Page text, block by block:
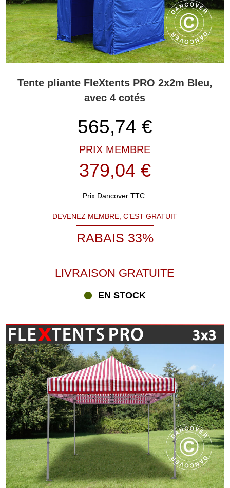
Tente pliante FleXtents PRO 2x2m Bleu,
avec 4 cotés
565,74 €
PRIX MEMBRE
379,04 €
Prix Dancover TTC
DEVENEZ MEMBRE, C’EST GRATUIT
RABAIS 33%
LIVRAISON GRATUITE
EN STOCK